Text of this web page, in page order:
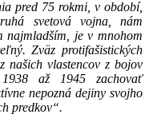
pred 75 rokmi, v období,
svetová vojna, nám
najmladším, je v mnohom
Zväz protifašistických
našich vlastencov z bojov
až 1945 zachovať
nepozná dejiny svojho
predkov“.